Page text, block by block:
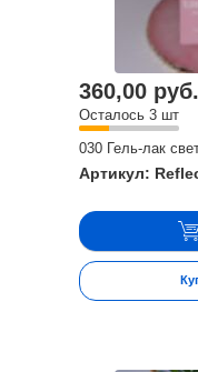
360,00 руб.
Осталось 3 шт
030 Гель-лак
Артикул: